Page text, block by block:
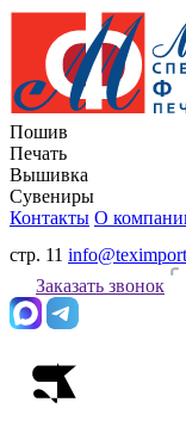
Пошив
Печать
Вышивка
Сувениры
Контакты О
стр. 11
Заказать звонок